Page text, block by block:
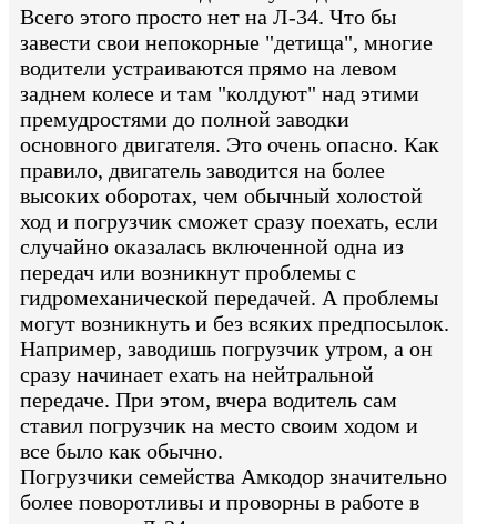
Всего этого просто нет на Л-34. Что бы
завести свои непокорные "детища", многие
водители устраиваются прямо на левом
заднем колесе и там "колдуют" над этими
премудростями до полной заводки
основного двигателя. Это очень опасно. Как
правило, двигатель заводится на более
высоких оборотах, чем обычный холостой
ход и погрузчик сможет сразу поехать, если
случайно оказалась включенной одна из
передач или возникнут проблемы с
гидромеханической передачей. А проблемы
могут возникнуть и без всяких предпосылок.
Например, заводишь погрузчик утром, а он
сразу начинает ехать на нейтральной
передаче. При этом, вчера водитель сам
ставил погрузчик на место своим ходом и
все было как обычно.
Погрузчики семейства Амкодор значительно
более поворотливы и проворны в работе в